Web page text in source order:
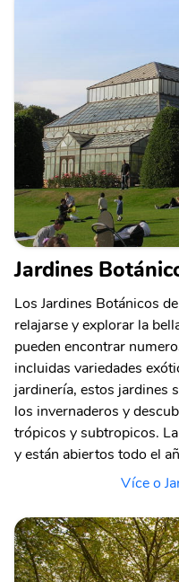
Jardines
Los Jardines Botánicos
relajarse y explorar la
pueden encontrar
incluidas variedades
jardinería, estos jardines
los invernaderos y
trópicos y subtropicos.
y están abiertos todo el
Více o